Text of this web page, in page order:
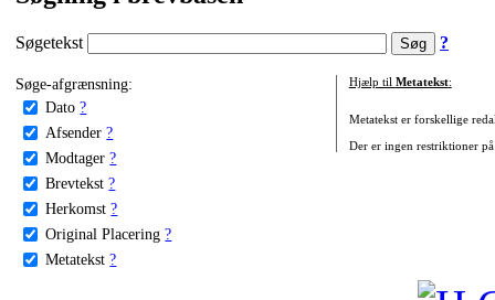
Søgetekst ?
Søge-afgrænsning:
Dato ?
Afsender ?
Modtager ?
Brevtekst ?
Herkomst ?
Original Placering ?
Metatekst ?
Hjælp til Metatekst:
Metatekst er forskellige
Der er ingen restriktioner